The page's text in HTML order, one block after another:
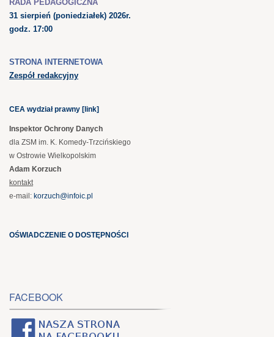
RADA PEDAGOGICZNA
31 sierpień (poniedziałek) 2026r.
godz. 17:00
STRONA INTERNETOWA
Zespół redakcyjny
CEA wydział prawny [link]
Inspektor Ochrony Danych
dla ZSM im. K. Komedy-Trzcińskiego
w Ostrowie Wielkopolskim
Adam Korzuch
kontakt
e-mail: korzuch@infoic.pl
OŚWIADCZENIE O DOSTĘPNOŚCI
FACEBOOK